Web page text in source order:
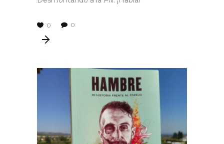
0 0